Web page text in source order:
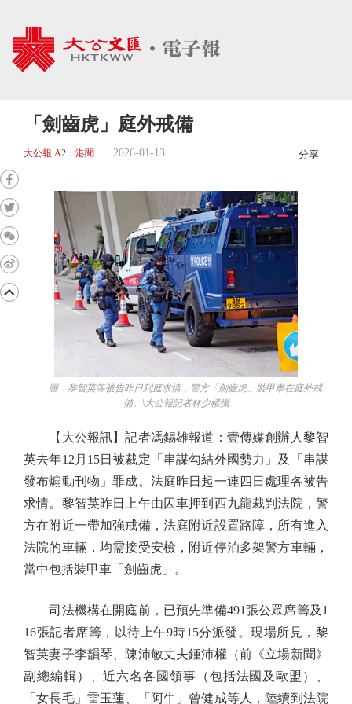
「劍齒虎」庭外戒備
大公報 A2：港聞 2026-01-13 分享
圖：黎智英等被告昨日到庭求情，警方「劍齒虎」裝甲車在庭外戒
備。\大公報記者林少權攝
【大公報訊】記者馮錫雄報道：壹傳媒創辦人黎智
英去年12月15日被裁定「串謀勾結外國勢力」及「串謀
發布煽動刊物」罪成。法庭昨日起一連四日處理各被告
求情。黎智英昨日上午由囚車押到西九龍裁判法院，警
方在附近一帶加強戒備，法庭附近設置路障，所有進入
法院的車輛，均需接受安檢，附近停泊多架警方車輛，
當中包括裝甲車「劍齒虎」。
司法機構在開庭前，已預先準備491張公眾席籌及1
16張記者席籌，以待上午9時15分派發。現場所見，黎
智英妻子李韻琴、陳沛敏丈夫鍾沛權（前《立場新聞》
副總編輯）、近六名各國領事（包括法國及歐盟）、
「女長毛」雷玉蓮、「阿牛」曾健成等人，陸續到法院